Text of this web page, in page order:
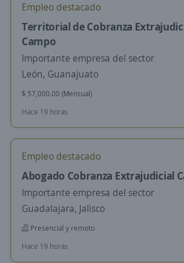
Empleo destacado
Territorial de Cobranza
Campo
Importante empresa del sector
León, Guanajuato
$ 57,000.00 (Mensual)
Hace 19 horas
Empleo destacado
Abogado Cobranza Extrajudicial
Importante empresa del sector
Guadalajara, Jalisco
Presencial y remoto
Hace 19 horas